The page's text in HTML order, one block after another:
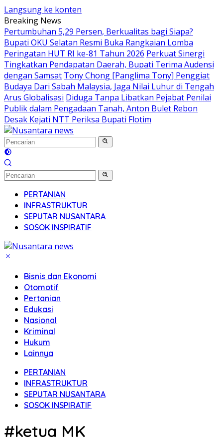
Langsung ke konten
Breaking News
Pertumbuhan 5,29 Persen, Berkualitas bagi Siapa?
Bupati OKU Selatan Resmi Buka Rangkaian Lomba
Peringatan HUT RI ke-81 Tahun 2026 Perkuat Sinergi
Tingkatkan Pendapatan Daerah, Bupati Terima Audensi
dengan Samsat Tony Chong [Panglima Tony] Penggiat
Budaya Dari Sabah Malaysia, Jaga Nilai Luhur di Tengah
Arus Globalisasi Diduga Tanpa Libatkan Pejabat Penilai
Publik dalam Pengadaan Tanah, Anton Bulet Rebon
Desak Kejati NTT Periksa Bupati Flotim
PERTANIAN
INFRASTRUKTUR
SEPUTAR NUSANTARA
SOSOK INSPIRATIF
Bisnis dan Ekonomi
Otomotif
Pertanian
Edukasi
Nasional
Kriminal
Hukum
Lainnya
PERTANIAN
INFRASTRUKTUR
SEPUTAR NUSANTARA
SOSOK INSPIRATIF
#ketua MK